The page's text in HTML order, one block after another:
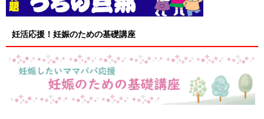
妊活応援！妊娠のための基礎講座